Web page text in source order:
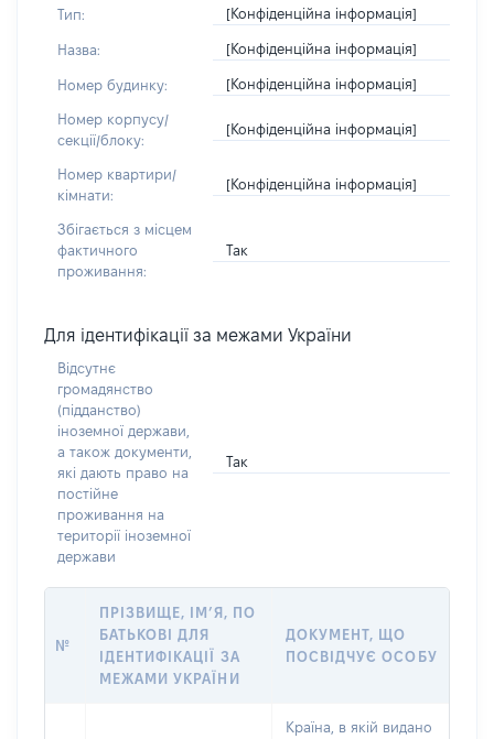
Тип: [Конфіденційна інформація]
Назва: [Конфіденційна інформація]
Номер будинку: [Конфіденційна інформація]
Номер корпусу/
секції/блоку:
[Конфіденційна інформація]
Номер квартири/
кімнати:
[Конфіденційна інформація]
Збігається з місцем
фактичного
проживання:
Так
Для ідентифікації за межами України
Відсутнє
громадянство
(підданство)
іноземної держави,
а також документи,
які дають право на
постійне
проживання на
території іноземної
держави
Так
№
ПРІЗВИЩЕ, ІМ’Я, ПО
БАТЬКОВІ ДЛЯ
ІДЕНТИФІКАЦІЇ ЗА
МЕЖАМИ УКРАЇНИ
ДОКУМЕНТ, ЩО
ПОСВІДЧУЄ ОСОБУ
Країна, в якій видано